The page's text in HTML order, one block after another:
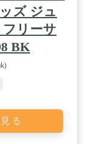
ズ ジュ
フリーサ
BK
る